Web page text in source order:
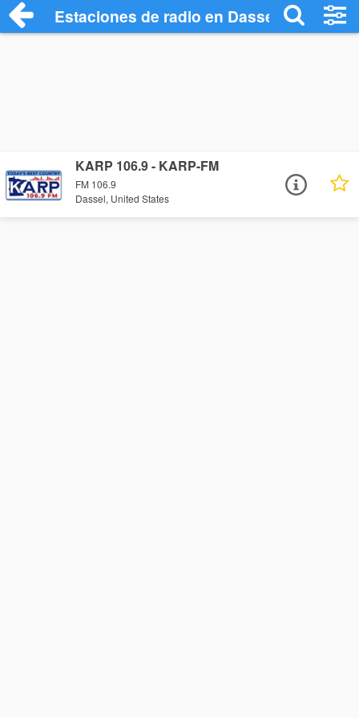
Estaciones de radio en Dassel -
KARP 106.9 - KARP-FM
FM 106.9
Dassel, United States